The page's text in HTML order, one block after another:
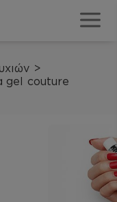
>
gel couture